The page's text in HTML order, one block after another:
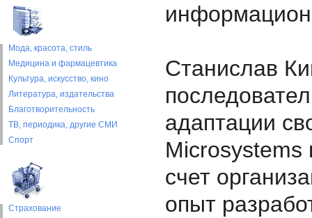
Мода, красота, стиль
Медицина и фармацевтика
Культура, искусство, кино
Литература, издательства
Благотворительность
ТВ, периодика, другие СМИ
Спорт
Страхование
Станислав
адаптации
Microsystems
счет
опыт